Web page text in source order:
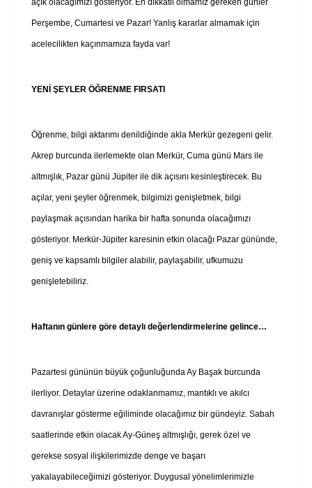
açık olacağımızı gösteriyor. En dikkatli olmamız gereken günler
Perşembe, Cumartesi ve Pazar! Yanlış kararlar almamak için
acelecilikten kaçınmamıza fayda var!
YENİ ŞEYLER ÖĞRENME FIRSATI
Öğrenme, bilgi aktarımı denildiğinde akla Merkür gezegeni gelir.
Akrep burcunda ilerlemekte olan Merkür, Cuma günü Mars ile
altmışlık, Pazar günü Jüpiter ile dik açısını kesinleştirecek. Bu
açılar, yeni şeyler öğrenmek, bilgimizi genişletmek, bilgi
paylaşmak açısından harika bir hafta sonunda olacağımızı
gösteriyor. Merkür-Jüpiter karesinin etkin olacağı Pazar gününde,
geniş ve kapsamlı bilgiler alabilir, paylaşabilir, ufkumuzu
genişletebiliriz.
Haftanın günlere göre detaylı değerlendirmelerine gelince…
Pazartesi gününün büyük çoğunluğunda Ay Başak burcunda
ilerliyor. Detaylar üzerine odaklanmamız, mantıklı ve akılcı
davranışlar gösterme eğiliminde olacağımız bir gündeyiz. Sabah
saatlerinde etkin olacak Ay-Güneş altmışlığı, gerek özel ve
gerekse sosyal ilişkilerimizde denge ve başarı
yakalayabileceğimizi gösteriyor. Duygusal yönelimlerimizle